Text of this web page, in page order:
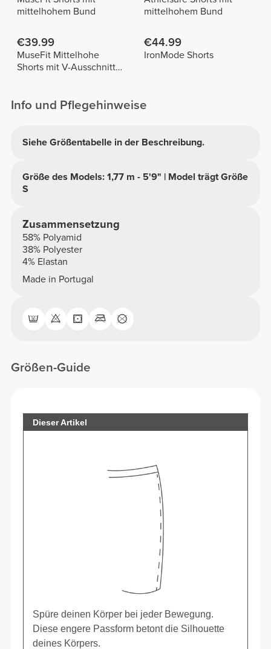
mittelhohem Bund
mittelhohem Bund
€39.99
MuseFit Mittelhohe
Shorts mit V-Ausschnitt
€44.99
IronMode Shorts
Info und Pflegehinweise
Siehe Größentabelle in der Beschreibung.
Größe des Models: 1,77 m - 5'9" | Model trägt Größe
S
Zusammensetzung
58% Polyamid
38% Polyester
4% Elastan
Made in Portugal
Größen-Guide
Dieser Artikel
Spüre deinen Körper bei jeder Bewegung.
Diese engere Passform betont die Silhouette
deines Körpers.